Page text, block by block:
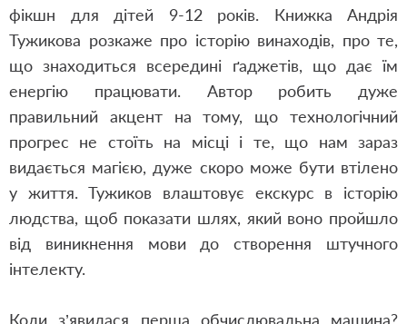
фікшн для дітей 9-12 років. Книжка Андрія
Тужикова розкаже про історію винаходів, про те,
що знаходиться всередині ґаджетів, що дає їм
енергію працювати. Автор робить дуже
правильний акцент на тому, що технологічний
прогрес не стоїть на місці і те, що нам зараз
видається магією, дуже скоро може бути втілено
у життя. Тужиков влаштовує екскурс в історію
людства, щоб показати шлях, який воно пройшло
від виникнення мови до створення штучного
інтелекту.
Коли з’явилася перша обчислювальна машина?